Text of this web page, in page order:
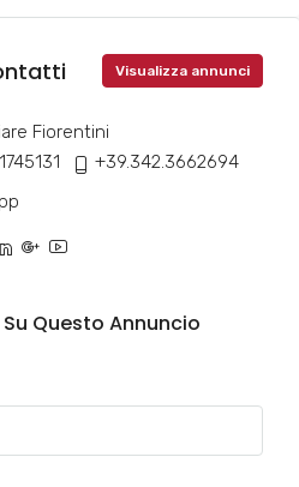
Visualizza annunci
Fiorentini
+39.342.3662694
Questo Annuncio